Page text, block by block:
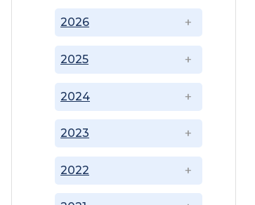
2022
2023
2024
2025
2026